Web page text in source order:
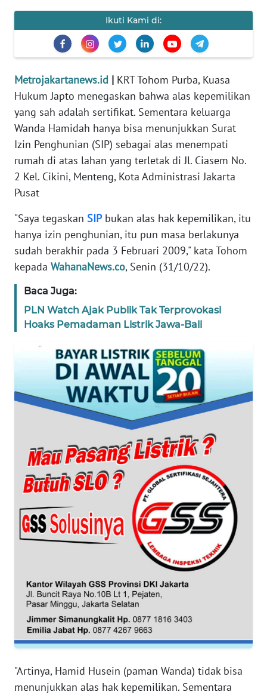
Ikuti Kami di:
Metrojakartanews.id | KRT Tohom Purba, Kuasa
Hukum Japto menegaskan bahwa alas kepemilikan
yang sah adalah sertifikat. Sementara keluarga
Wanda Hamidah hanya bisa menunjukkan Surat
Izin Penghunian (SIP) sebagai alas menempati
rumah di atas lahan yang terletak di Jl. Ciasem No.
2 Kel. Cikini, Menteng, Kota Administrasi Jakarta
Pusat
"Saya tegaskan SIPbukan alas hak kepemilikan, itu
hanya izin penghunian, itu pun masa berlakunya
sudah berakhir pada 3 Februari 2009," kata Tohom
kepada WahanaNews.co, Senin (31/10/22).
Baca Juga:
PLN Watch Ajak Publik Tak Terprovokasi
Hoaks Pemadaman Listrik Jawa-Bali
"Artinya, Hamid Husein (paman Wanda) tidak bisa
menunjukkan alas hak kepemilikan. Sementara
PEDOMAN
MEDIA
REDAKSI
KARIR
DISCLAIMER
Wahana
Regional
WN
SUMUT
WN
JAKARTA
BANTEN
WN
KEPRI
WN
PAPUA
BARAT
WN
RIAU
SERAMBI